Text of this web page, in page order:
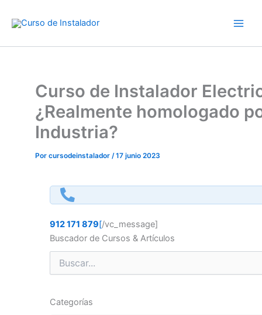
Curso de Instalador
¿Realmente homologado
Industria?
Por cursodeinstalador /17 junio 2023
912 171 879[/vc_message]
Buscador de Cursos & Artículos
Buscar
por:
Categorías
Categorías